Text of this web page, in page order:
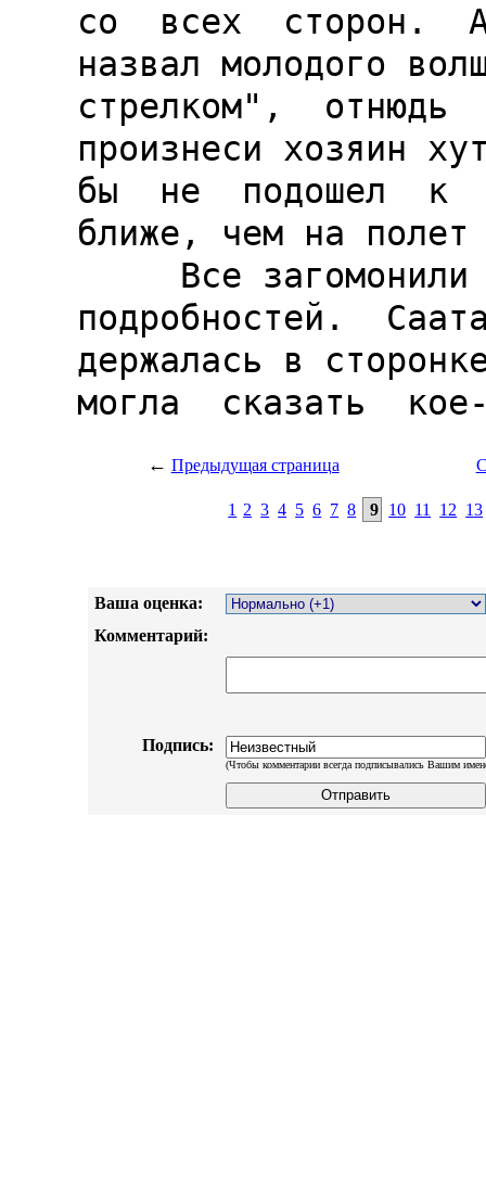
← Предыдущая страница
1 2 3 4 5 6 7 8 9 10 11 12 13
Ваша оценка:
Комментарий:
Подпись:
(Чтобы комментарии всегда подписывались Вашим